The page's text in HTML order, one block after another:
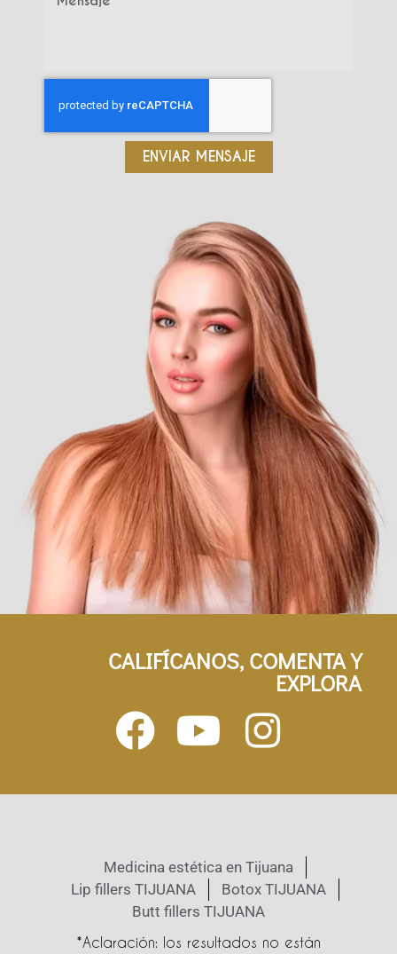
ENVIAR MENSAJE
CALIFÍCANOS, COMENTA Y
EXPLORA
Medicina estética en Tijuana
Lip fillers TIJUANA
Botox TIJUANA
Butt fillers TIJUANA
*Aclaración: los resultados no están